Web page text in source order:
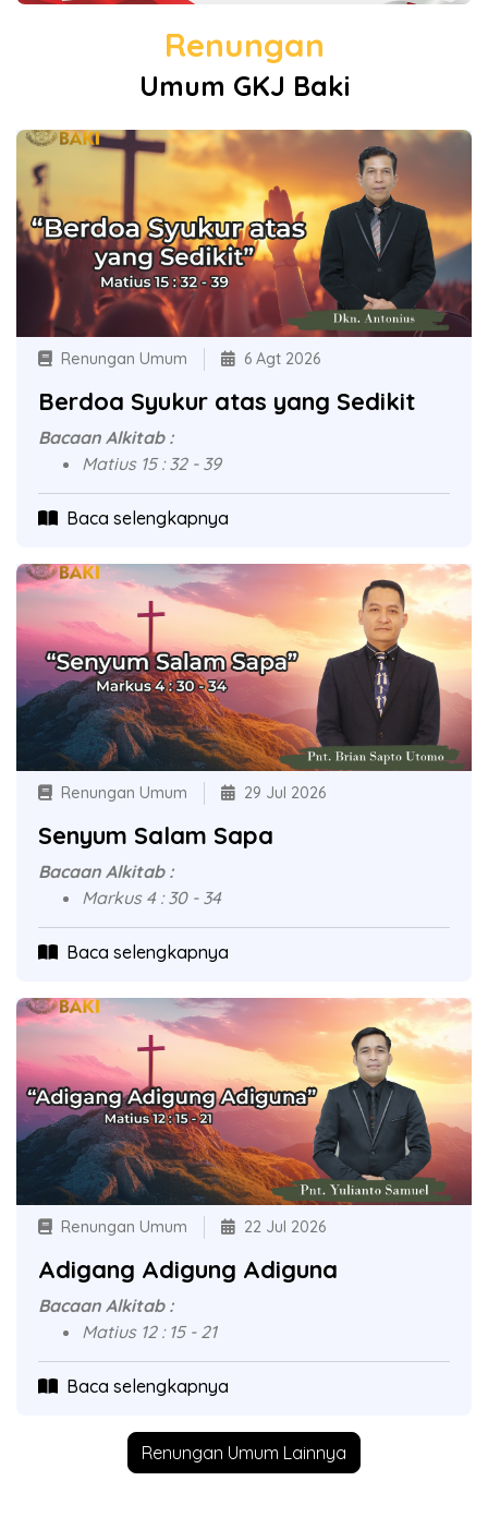
Renungan
Umum GKJ Baki
Renungan Umum 6 Agt 2026
Berdoa Syukur atas yang Sedikit
Bacaan Alkitab :
Matius 15 : 32 - 39
Baca selengkapnya
Renungan Umum 29 Jul 2026
Senyum Salam Sapa
Bacaan Alkitab :
Markus 4 : 30 - 34
Baca selengkapnya
Renungan Umum 22 Jul 2026
Adigang Adigung Adiguna
Bacaan Alkitab :
Matius 12 : 15 - 21
Baca selengkapnya
Renungan Umum Lainnya